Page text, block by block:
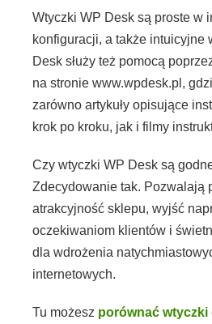
Wtyczki WP Desk są proste w
konfiguracji, a także intuicyjne
Desk służy też pomocą
na stronie www.wpdesk.pl,
zarówno artykuły opisujące
krok po kroku, jak i filmy
Czy wtyczki WP Desk są
Zdecydowanie tak. Pozwalają
atrakcyjność sklepu, wyjść
oczekiwaniom klientów i
dla wdrożenia
internetowych.
Tu możesz porównać wtyczki